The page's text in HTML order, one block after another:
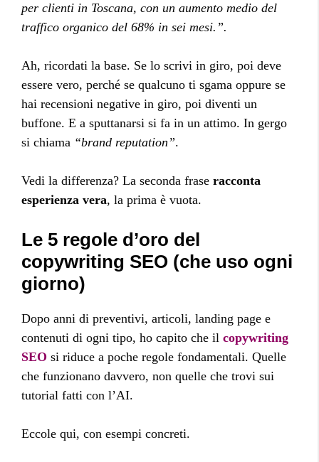
per clienti in Toscana, con un aumento medio del
traffico organico del 68% in sei mesi.”.
Ah, ricordati la base. Se lo scrivi in giro, poi deve
essere vero, perché se qualcuno ti sgama oppure se
hai recensioni negative in giro, poi diventi un
buffone. E a sputtanarsi si fa in un attimo. In gergo
si chiama “brand reputation”.
Vedi la differenza? La seconda frase racconta
esperienza vera, la prima è vuota.
Le 5 regole d’oro del
copywriting SEO (che uso ogni
giorno)
Dopo anni di preventivi, articoli, landing page e
contenuti di ogni tipo, ho capito che il copywriting
SEO si riduce a poche regole fondamentali. Quelle
che funzionano davvero, non quelle che trovi sui
tutorial fatti con l’AI.
Eccole qui, con esempi concreti.